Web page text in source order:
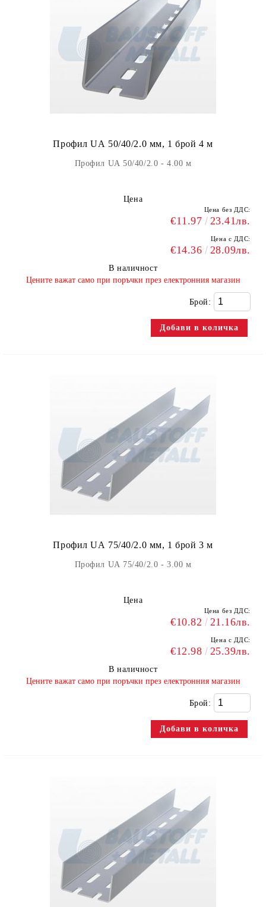
Профил UА 50/40/2.0 мм, 1 брой 4 м
Профил UА 50/40/2.0 - 4.00 м
Цена
Цена без ДДС:
€11.97 23.41лв.
Цена с ДДС:
€14.36 28.09лв.
В наличност
​Цените важат само при поръчки през електронния магазин
Брой:
Профил UА 75/40/2.0 мм, 1 брой 3 м
Профил UА 75/40/2.0 - 3.00 м
Цена
Цена без ДДС:
€10.82 21.16лв.
Цена с ДДС:
€12.98 25.39лв.
В наличност
​Цените важат само при поръчки през електронния магазин
Брой: